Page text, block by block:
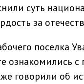
суть
за
поселка
ознакомились
говорили об